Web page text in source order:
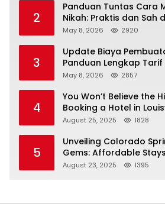
2
Panduan Tuntas Cara
Nikah: Praktis dan Sah
May 8, 2026 2920
3
Update Biaya
Panduan Lengkap Tarif
May 8, 2026 2857
4
You Won’t Believe the
Booking a Hotel in
Cheap to Luxe!
August 25, 2025 1828
5
Unveiling Colorado
Gems: Affordable
and Everything In
August 23, 2025 1395